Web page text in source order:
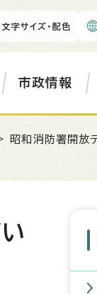
文字サイズ・配色
市政情報
昭和消防署開放